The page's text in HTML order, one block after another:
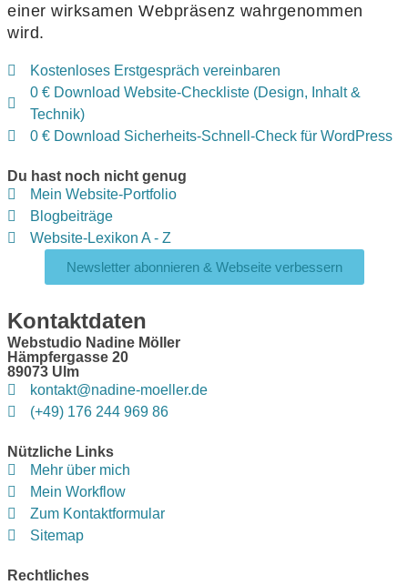
einer wirksamen Webpräsenz wahrgenommen
wird.
Kostenloses Erstgespräch vereinbaren
0 € Download Website-Checkliste (Design, Inhalt &
Technik)
0 € Download Sicherheits-Schnell-Check für WordPress
Du hast noch nicht genug
Mein Website-Portfolio
Blogbeiträge
Website-Lexikon A - Z
Newsletter abonnieren & Webseite verbessern
Kontaktdaten
Webstudio Nadine Möller
Hämpfergasse 20
89073 Ulm
kontakt@nadine-moeller.de
(+49) 176 244 969 86
Nützliche Links
Mehr über mich
Mein Workflow
Zum Kontaktformular
Sitemap
Rechtliches